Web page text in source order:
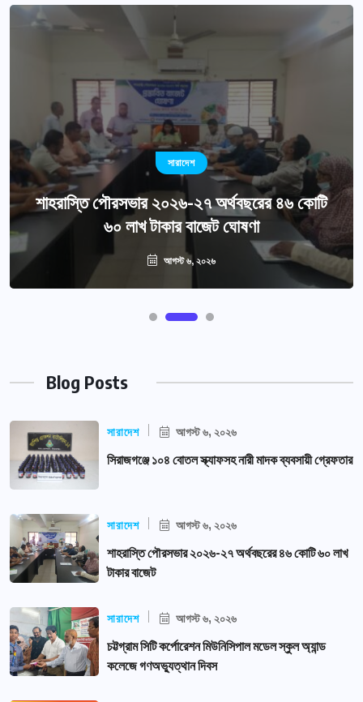
সারাদেশ
শাহরাস্তি পৌরসভার ২০২৬-২৭ অর্থবছরের ৪৬ কোটি
৬০ লাখ টাকার বাজেট ঘোষণা
আগস্ট ৬, ২০২৬
Blog Posts
সারাদেশ আগস্ট ৬, ২০২৬
সিরাজগঞ্জে ১০৪ বোতল স্ক্যাফসহ নারী মাদক ব্যবসায়ী গ্রেফতার
সারাদেশ আগস্ট ৬, ২০২৬
শাহরাস্তি পৌরসভার ২০২৬-২৭ অর্থবছরের ৪৬ কোটি ৬০ লাখ
টাকার বাজেট
সারাদেশ আগস্ট ৬, ২০২৬
চট্টগ্রাম সিটি কর্পোরেশন মিউনিসিপাল মডেল স্কুল অ্যান্ড
কলেজে গণঅভ্যুত্থান দিবস